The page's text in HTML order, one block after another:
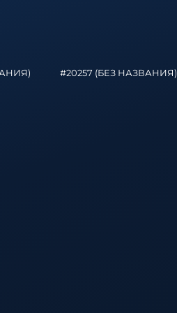
#20257 (БЕЗ НАЗВАНИЯ)